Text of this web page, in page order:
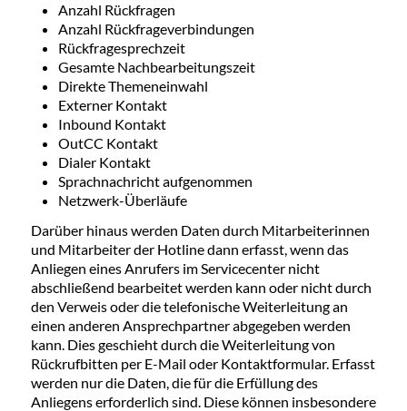
Anzahl Rückfragen
Anzahl Rückfrageverbindungen
Rückfragesprechzeit
Gesamte Nachbearbeitungszeit
Direkte Themeneinwahl
Externer Kontakt
Inbound Kontakt
OutCC Kontakt
Dialer Kontakt
Sprachnachricht aufgenommen
Netzwerk-Überläufe
Darüber hinaus werden Daten durch Mitarbeiterinnen
und Mitarbeiter der Hotline dann erfasst, wenn das
Anliegen eines Anrufers im Servicecenter nicht
abschließend bearbeitet werden kann oder nicht durch
den Verweis oder die telefonische Weiterleitung an
einen anderen Ansprechpartner abgegeben werden
kann. Dies geschieht durch die Weiterleitung von
Rückrufbitten per E-Mail oder Kontaktformular. Erfasst
werden nur die Daten, die für die Erfüllung des
Anliegens erforderlich sind. Diese können insbesondere